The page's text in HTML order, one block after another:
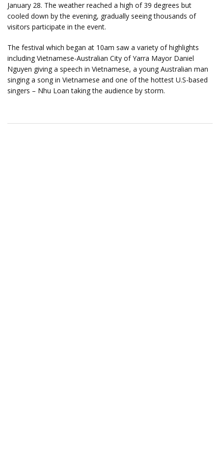
January 28. The weather reached a high of 39 degrees but
cooled down by the evening, gradually seeing thousands of
visitors participate in the event.
The festival which began at 10am saw a variety of highlights
including Vietnamese-Australian City of Yarra Mayor Daniel
Nguyen giving a speech in Vietnamese, a young Australian man
singing a song in Vietnamese and one of the hottest U.S-based
singers – Nhu Loan taking the audience by storm.